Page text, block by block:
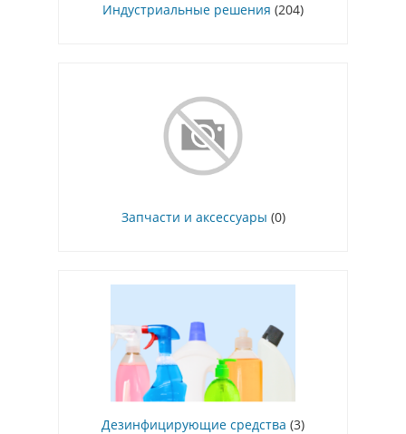
Индустриальные решения (204)
Запчасти и аксессуары (0)
Дезинфицирующие средства (3)